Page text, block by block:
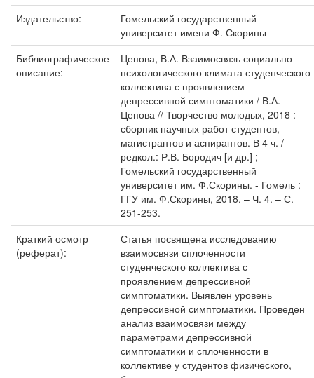
Издательство:
Гомельский государственный
университет имени Ф. Скорины
Библиографическое
описание:
Цепова, В.А. Взаимосвязь социально-
психологического климата студенческого
коллектива с проявлением
депрессивной симптоматики / В.А.
Цепова // Творчество молодых, 2018 :
сборник научных работ студентов,
магистрантов и аспирантов. В 4 ч. /
редкол.: Р.В. Бородич [и др.] ;
Гомельский государственный
университет им. Ф.Скорины. - Гомель :
ГГУ им. Ф.Скорины, 2018. – Ч. 4. – С.
251-253.
Краткий осмотр
(реферат):
Статья посвящена исследованию
взаимосвязи сплоченности
студенческого коллектива с
проявлением депрессивной
симптоматики. Выявлен уровень
депрессивной симптоматики. Проведен
анализ взаимосвязи между
параметрами депрессивной
симптоматики и сплоченности в
коллективе у студентов физического,